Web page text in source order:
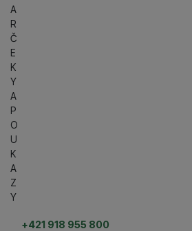
A
R
Č
E
K
Y
A
P
O
U
K
A
Z
Y
+421 918 955 800